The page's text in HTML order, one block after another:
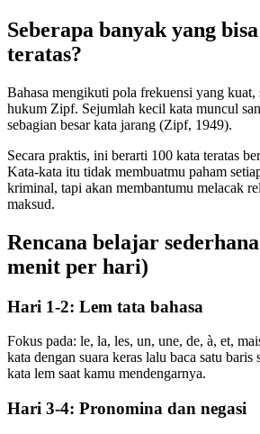
Seberapa banyak yang
teratas?
Bahasa mengikuti pola frekuensi yang kuat,
hukum Zipf. Sejumlah kecil kata muncul
sebagian besar kata jarang (Zipf, 1949).
Secara praktis, ini berarti 100 kata teratas
Kata-kata itu tidak membuatmu paham
kriminal, tapi akan membantumu melacak
maksud.
Rencana belajar
menit per hari)
Hari 1-2: Lem tata bahasa
Fokus pada: le, la, les, un, une, de, à, et,
kata dengan suara keras lalu baca satu
kata lem saat kamu mendengarnya.
Hari 3-4: Pronomina dan negasi